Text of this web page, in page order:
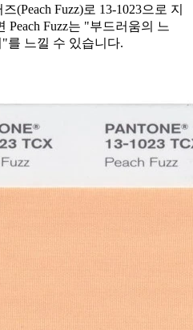
(Peach Fuzz)로 13-1023으로 지
Peach Fuzz는 "부드러움의 느
를 느낄 수 있습니다.